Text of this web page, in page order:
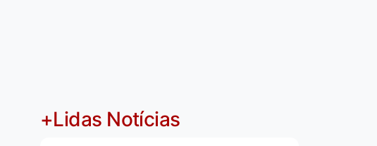
+Lidas Notícias